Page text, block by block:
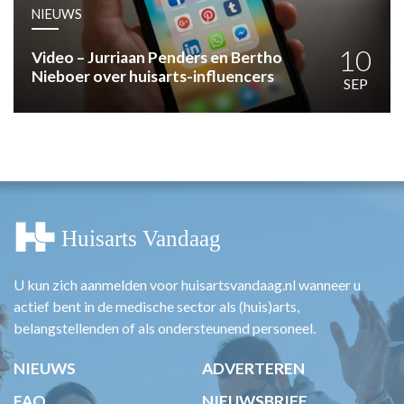
PRAKTIJKZAKEN
TARIEVEN
VPHUISARTSEN
MEDISCHE VAKHANDEL
NIEUWS
Video – Jurriaan Penders en Bertho
Nieboer over huisarts-influencers
10
SEP
U kun zich aanmelden voor huisartsvandaag.nl wanneer u
actief bent in de medische sector als (huis)arts,
belangstellenden of als ondersteunend personeel.
NIEUWS
ADVERTEREN